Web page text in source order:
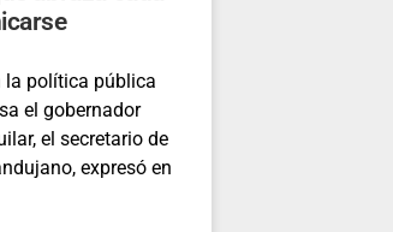
la política pública
el gobernador
el secretario de
expresó en